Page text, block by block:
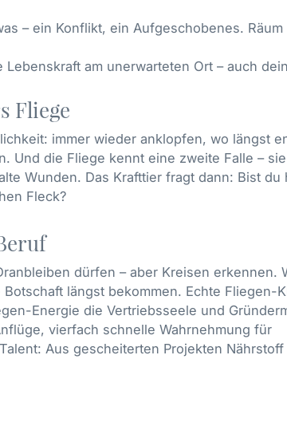
– ein Konflikt, ein Aufgeschobenes.
Lebenskraft am unerwarteten Ort – auch
Fliege
immer wieder anklopfen, wo längst
Und die Fliege kennt eine zweite Falle –
Wunden. Das Krafttier fragt dann: Bist du
Fleck?
dürfen – aber Kreisen erkennen.
längst bekommen. Echte Fliegen-
Energie die Vertriebsseele und
vierfach schnelle Wahrnehmung für
Aus gescheiterten Projekten